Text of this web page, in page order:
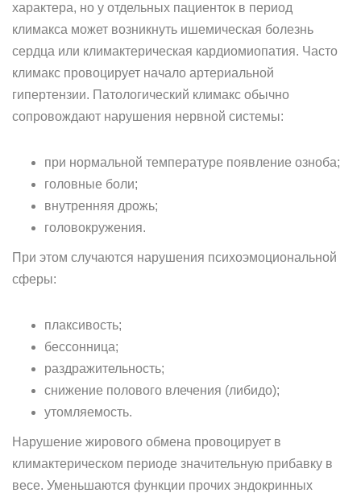
характера, но у отдельных пациенток в период
климакса может возникнуть ишемическая болезнь
сердца или климактерическая кардиомиопатия. Часто
климакс провоцирует начало артериальной
гипертензии. Патологический климакс обычно
сопровождают нарушения нервной системы:
при нормальной температуре появление озноба;
головные боли;
внутренняя дрожь;
головокружения.
При этом случаются нарушения психоэмоциональной
сферы:
плаксивость;
бессонница;
раздражительность;
снижение полового влечения (либидо);
утомляемость.
Нарушение жирового обмена провоцирует в
климактерическом периоде значительную прибавку в
весе. Уменьшаются функции прочих эндокринных